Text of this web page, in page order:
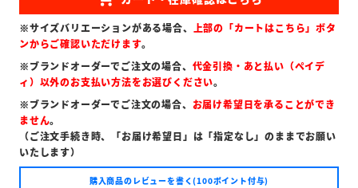
※サイズバリエーションがある場合、 上部の「カートはこちら」ボタ
ンからご確認いただけます。
※ブランドオーダーでご注文の場合、 代金引換・あと払い（ペイデ
ィ）以外のお支払い方法をお選びください。
※ブランドオーダーでご注文の場合、 お届け希望日を承ることができ
ません。
（ご注文手続き時、「お届け希望日」は「指定なし」のままでお願い
いたします）
購入商品のレビューを書く(100ポイント付与)